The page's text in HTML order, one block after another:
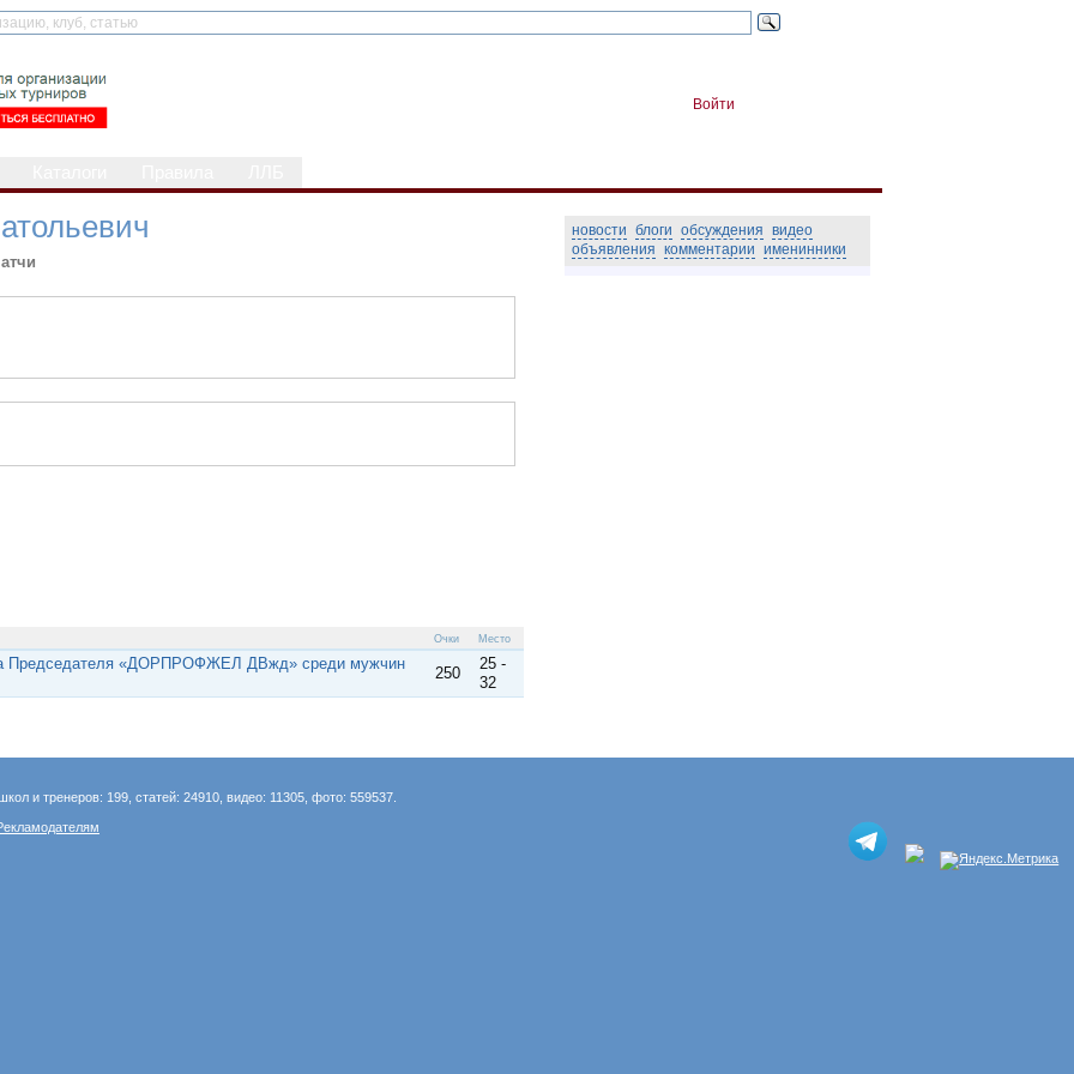
Войти
Очки Место
Председателя «ДОРПРОФЖЕЛ ДВжд» среди мужчин
250
25 -
32
новости блоги обсуждения видео
объявления комментарии именинники
и тренеров: 199, статей: 24910, видео: 11305, фото: 559537.